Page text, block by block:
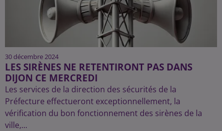
30 décembre 2024
LES SIRÈNES NE RETENTIRONT PAS DANS
DIJON CE MERCREDI
Les services de la direction des sécurités de la
Préfecture effectueront exceptionnellement, la
vérification du bon fonctionnement des sirènes de la
ville,...